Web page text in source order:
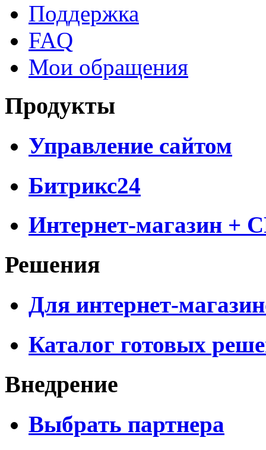
Поддержка
FAQ
Мои обращения
Продукты
Управление сайтом
Битрикс24
Интернет-магазин +
Решения
Для интернет-
Каталог готовых
Внедрение
Выбрать партнера